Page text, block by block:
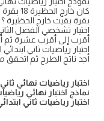
بقرة بقيت خارج الحظيرة ؟
اختبار تشخصي الفصل
أقرب إلى أقرب عشرة ثم
اختبار رياضيات ثاني ابتدائي
أجد ناتج الطرح ثم اتحقق
اختبار رياضيات نهائي
نماذج اختبار نهائي
اختبار رياضيات ثاني ابتدائي